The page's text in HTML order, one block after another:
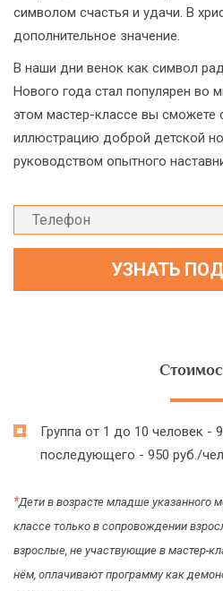
символом счастья и удачи. В
дополнительное значение.
В наши дни венок как символ
Нового года стал популярен во
этом мастер-классе вы сможете
иллюстрацию доброй детской
руководством опытного
Группа от 1 до 10 человек -
последующего - 950 руб./чел
*Дети в возрасте младше указанного
классе только в сопровождении
взрослые, не участвующие в мастер-
нём, оплачивают программу как